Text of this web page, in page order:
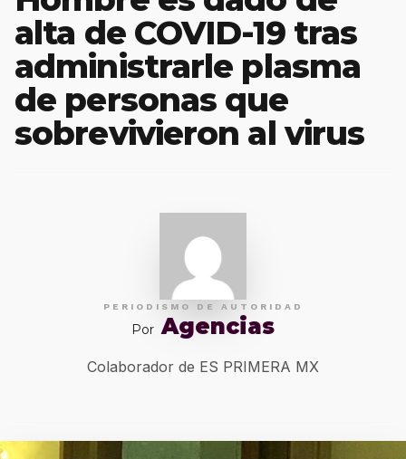
alta de COVID-19 tras
administrarle plasma
de personas que
sobrevivieron al virus
PERIODISMO DE AUTORIDAD
Por Agencias
Colaborador de ES PRIMERA MX